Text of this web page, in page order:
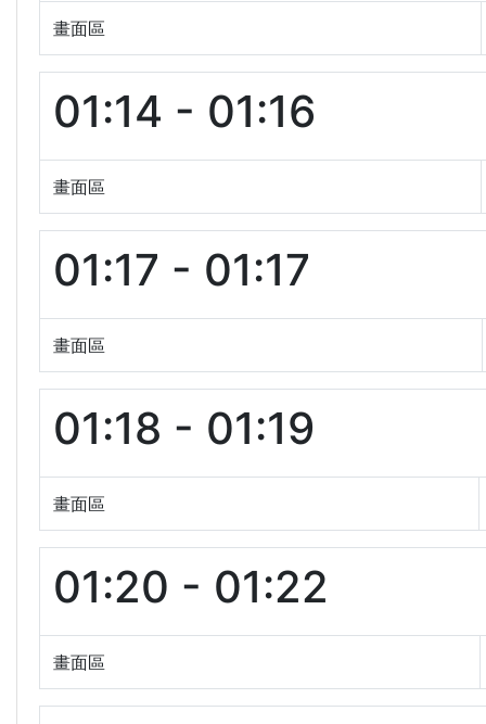
畫面區
01:14 - 01:16
畫面區
01:17 - 01:17
畫面區
01:18 - 01:19
畫面區
01:20 - 01:22
畫面區